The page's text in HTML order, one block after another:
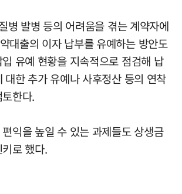
병 발병 등의 어려움을 겪는 계약자에
대출의 이자 납부를 유예하는 방안도
유예 현황을 지속적으로 점검해 납
대한 추가 유예나 사후정산 등의 연착
한다.
익을 높일 수 있는 과제들도 상생금
로 했다.